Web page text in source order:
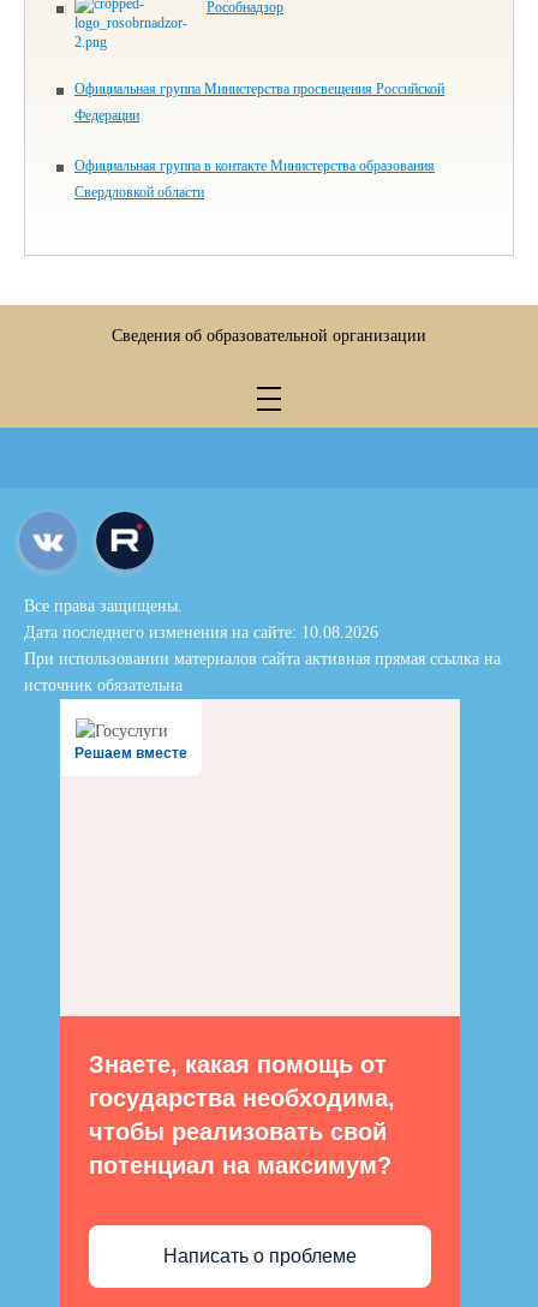
Рособнадзор
Официальная группа Министерства просвещения Российской
Федерации
Официальная группа в контакте Министерства образования
Свердловкой области
Сведения об образовательной организации
Все права защищены.
Дата последнего изменения на сайте: 10.08.2026
При использовании материалов сайта активная прямая ссылка на
источник обязательна
Решаем вместе
Знаете, какая помощь от
государства необходима,
чтобы реализовать свой
потенциал на максимум?
Написать о проблеме